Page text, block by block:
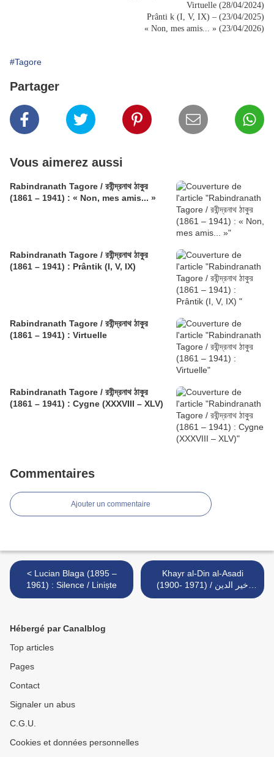
Virtuelle (28/04/2024)
Prânti k (I, V, IX) – (23/04/2025)
« Non, mes amis... » (23/04/2026)
#Tagore
Partager
Vous aimerez aussi
Rabindranath Tagore / রবীন্দ্রনাথ ঠাকুর
(1861 – 1941) : « Non, mes amis... »
Rabindranath Tagore / রবীন্দ্রনাথ ঠাকুর
(1861 – 1941) : Prântik (I, V, IX)
Rabindranath Tagore / রবীন্দ্রনাথ ঠাকুর
(1861 – 1941) : Virtuelle
Rabindranath Tagore / রবীন্দ্রনাথ ঠাকুর
(1861 – 1941) : Cygne (XXXVIII – XLV)
Commentaires
Ajouter un commentaire
< Lucian Blaga (1895 –
1961) : Silence / Liniște
Khayr al-Din al-Asadi
(1900- 1971) / خير الدين
الأسدي : Sourate d’Iyäz >
Hébergé par Canalblog
Top articles
Pages
Contact
Signaler un abus
C.G.U.
Cookies et données personnelles